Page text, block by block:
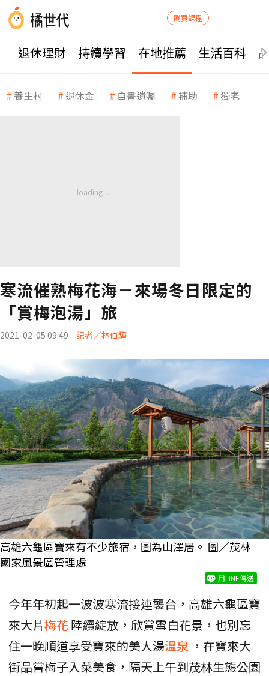
購買課程
退休理財 持續學習 在地推薦 生活百科
養生村 退休金 自書遺囑 補助 獨老
寒流催熟梅花海－來場冬日限定的
「賞梅泡湯」旅
2021-02-05 09:49 記者／林伯驊
高雄六龜區寶來有不少旅宿，圖為山澤居。 圖／茂林
國家風景區管理處
用LINE傳送
今年年初起一波波寒流接連襲台，高雄六龜區寶
來大片梅花 陸續綻放，欣賞雪白花景，也別忘
住一晚順道享受寶來的美人湯溫泉 ，在寶來大
街品嘗梅子入菜美食，隔天上午到茂林生態公園